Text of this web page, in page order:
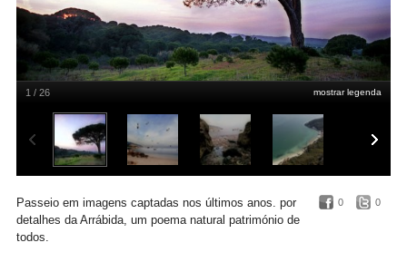
mostrar legenda
1 / 26
0 0
Passeio em imagens captadas nos últimos anos. por
detalhes da Arrábida, um poema natural património de
todos.